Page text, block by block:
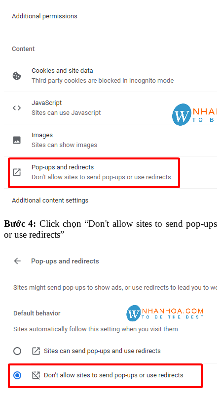
Bước 4: Click chọn “Don't allow sites to send pop-ups
or use redirects”